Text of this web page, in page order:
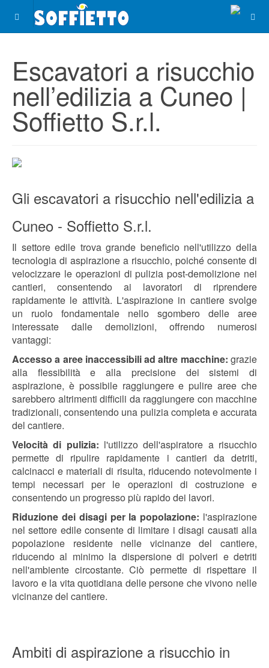
Escavatori a risucchio
nell’edilizia a Cuneo |
Soffietto S.r.l.
Gli escavatori a risucchio nell'edilizia a
Cuneo - Soffietto S.r.l.
Il settore edile trova grande beneficio nell'utilizzo della
tecnologia di aspirazione a risucchio, poiché consente di
velocizzare le operazioni di pulizia post-demolizione nei
cantieri, consentendo ai lavoratori di riprendere
rapidamente le attività. L'aspirazione in cantiere svolge
un ruolo fondamentale nello sgombero delle aree
interessate dalle demolizioni, offrendo numerosi
vantaggi:
Accesso a aree inaccessibili ad altre macchine: grazie
alla flessibilità e alla precisione dei sistemi di
aspirazione, è possibile raggiungere e pulire aree che
sarebbero altrimenti difficili da raggiungere con macchine
tradizionali, consentendo una pulizia completa e accurata
del cantiere.
Velocità di pulizia: l'utilizzo dell'aspiratore a risucchio
permette di ripulire rapidamente i cantieri da detriti,
calcinacci e materiali di risulta, riducendo notevolmente i
tempi necessari per le operazioni di costruzione e
consentendo un progresso più rapido dei lavori.
Riduzione dei disagi per la popolazione: l'aspirazione
nel settore edile consente di limitare i disagi causati alla
popolazione residente nelle vicinanze del cantiere,
riducendo al minimo la dispersione di polveri e detriti
nell'ambiente circostante. Ciò permette di rispettare il
lavoro e la vita quotidiana delle persone che vivono nelle
vicinanze del cantiere.
Ambiti di aspirazione a risucchio in